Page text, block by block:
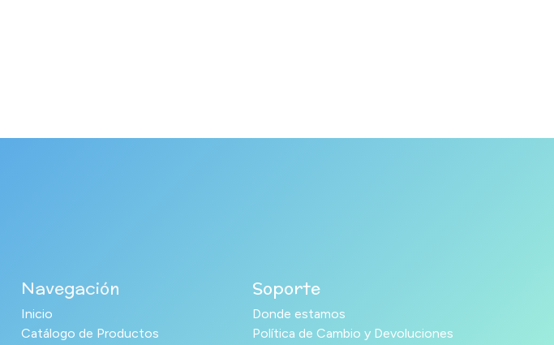
Navegación
Inicio
Catálogo de Productos
Soporte
Donde estamos
Política de Cambio y Devoluciones